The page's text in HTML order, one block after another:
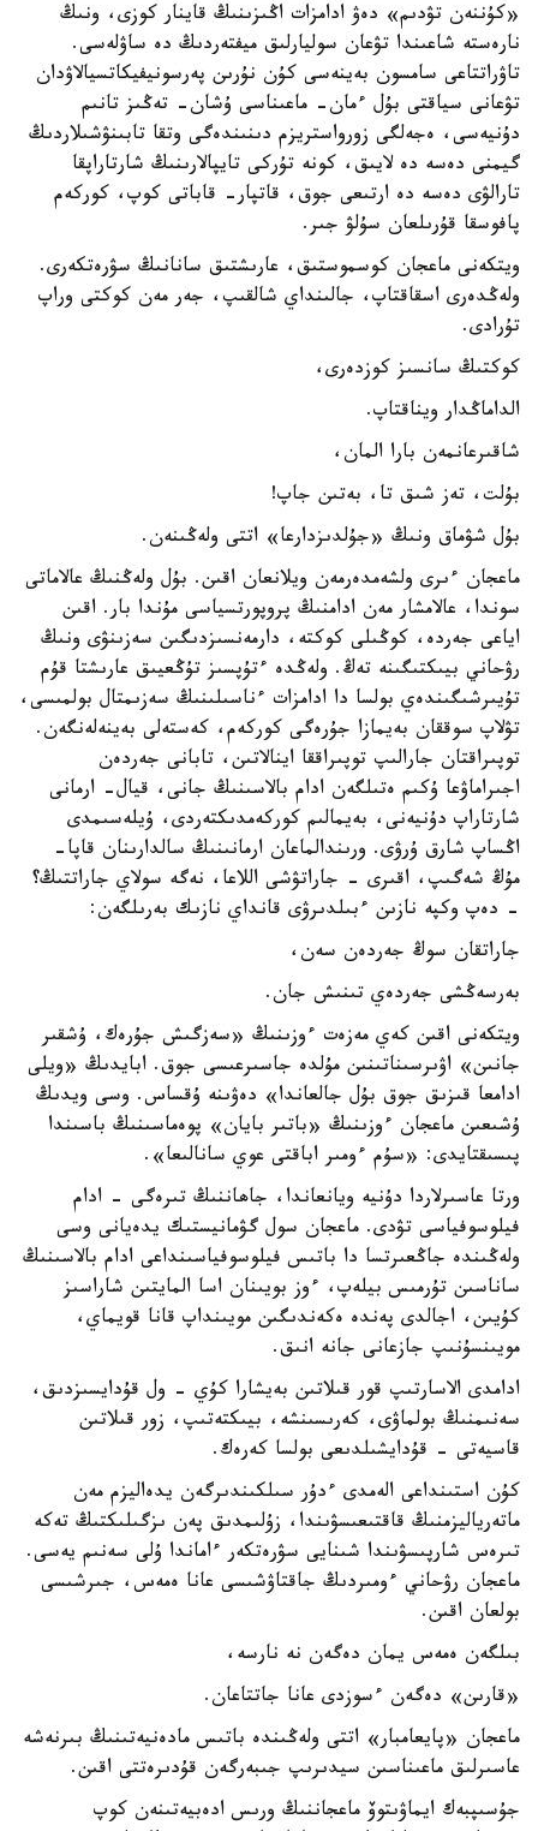
«كۇننەن تۋدىم» دەۋ ادامزات اڭىزىنىڭ قاينار كوزى، ونىڭ
نارەستە شاعىندا تۋعان سوليارلىق ميفتەردىڭ دە ساۋلەسى.
تاۋراتتاعى سامسون بەينەسى كۇن نۇرىن پەرسونيفيكاتسيالاۋدان
تۋعانى سياقتى بۇل ءمان- ماعىناسى ۇشان- تەڭىز تانىم
دۇنيەسى، ەجەلگى زورواستريزم دىنىندەگى وتقا تابىنۋشىلاردىڭ
گيمنى دەسە دە لايىق، كونە تۇركى تايپالارىنىڭ شارتاراپقا
تارالۋى دەسە دە ارتىعى جوق، قاتپار- قاباتى كوپ، كوركەم
پافوسقا قۇرىلعان سۇلۋ جىر.
ويتكەنى ماعجان كوسموستىق، عارىشتىق سانانىڭ سۋرەتكەرى.
ولەڭدەرى اسقاقتاپ، جالىنداي شالقىپ، جەر مەن كوكتى وراپ
تۇرادى.
كوكتىڭ سانسىز كوزدەرى،
الداماڭدار ويناقتاپ.
شاقىرعانمەن بارا المان،
بۇلت، تەز شىق تا، بەتىن جاپ!
بۇل شۋماق ونىڭ «جۇلدىزدارعا» اتتى ولەڭىنەن.
ماعجان ءىرى ولشەمدەرمەن ويلانعان اقىن. بۇل ولەڭنىڭ عالاماتى
سوندا، عالامشار مەن ادامنىڭ پروپورتسياسى مۇندا بار. اقىن
اياعى جەردە، كوڭىلى كوكتە، دارمەنسىزدىگىن سەزىنۋى ونىڭ
رۋحاني بيىكتىگىنە تەڭ. ولەڭدە ءتۇپسىز تۇڭعيىق عارىشتا قۇم
تۇيىرشىگىندەي بولسا دا ادامزات ءناسىلىنىڭ سەزىمتال بولمىسى،
تۋلاپ سوققان بەيمازا جۇرەگى كوركەم، كەستەلى بەينەلەنگەن.
توپىراقتان جارالىپ توپىراققا اينالاتىن، تابانى جەردەن
اجىراماۋعا ۇكىم ەتىلگەن ادام بالاسىنىڭ جانى، قيال- ارمانى
شارتاراپ دۇنيەنى، بەيمالىم كوركەمدىكتەردى، ۇيلەسىمدى
اڭساپ شارق ۇرۋى. ورىندالماعان ارمانىنىڭ سالدارىنان قاپا-
مۇڭ شەگىپ، اقىرى - جاراتۋشى اللاعا، نەگە سولاي جاراتتىڭ؟
- دەپ وكپە نازىن ءبىلدىرۋى قانداي نازىك بەرىلگەن:
جاراتقان سوڭ جەردەن سەن،
بەرسەڭشى جەردەي تىنىش جان.
ويتكەنى اقىن كەي مەزەت ءوزىنىڭ «سەزگىش جۇرەك، ۇشقىر
جانىن» اۋىرسىناتىنىن مۇلدە جاسىرعىسى جوق. ابايدىڭ «ويلى
ادامعا قىزىق جوق بۇل جالعاندا» دەۋىنە ۇقساس. وسى ويدىڭ
ۇشىعىن ماعجان ءوزىنىڭ «باتىر بايان» پوەماسىنىڭ باسىندا
پىسىقتايدى: «سۇم ءومىر اباقتى عوي سانالىعا».
ورتا عاسىرلاردا دۇنيە ويانعاندا، جاھاننىڭ تىرەگى - ادام
فيلوسوفياسى تۋدى. ماعجان سول گۋمانيستىك يدەيانى وسى
ولەڭىندە جاڭعىرتسا دا باتىس فيلوسوفياسىنداعى ادام بالاسىنىڭ
ساناسىن تۇرمىس بيلەپ، ءوز بويىنان اسا المايتىن شاراسىز
كۇيىن، اجالدى پەندە ەكەندىگىن مويىنداپ قانا قويماي،
مويىنسۇنىپ جازعانى جانە انىق.
ادامدى الاسارتىپ قور قىلاتىن بەيشارا كۇي - ول قۇدايسىزدىق،
سەنىمنىڭ بولماۋى، كەرىسىنشە، بيىكتەتىپ، زور قىلاتىن
قاسيەتى - قۇدايشىلدىعى بولسا كەرەك.
كۇن استىنداعى الەمدى ءدۇر سىلكىندىرگەن يدەاليزم مەن
ماتەرياليزمنىڭ قاقتىعىسۋىندا، زۇلىمدىق پەن ىزگىلىكتىڭ تەكە
تىرەس شارپىسۋىندا شىنايى سۋرەتكەر ءاماندا ۇلى سەنىم يەسى.
ماعجان رۋحاني ءومىردىڭ جاقتاۋشىسى عانا ەمەس، جىرشىسى
بولعان اقىن.
بىلگەن ەمەس يمان دەگەن نە نارسە،
«قارىن» دەگەن ءسوزدى عانا جاتتاعان.
ماعجان «پايعامبار» اتتى ولەڭىندە باتىس مادەنيەتىنىڭ بىرنەشە
عاسىرلىق ماعىناسىن سيدىرىپ جىبەرگەن قۇدىرەتتى اقىن.
جۇسىپبەك ايماۋىتوۆ ماعجاننىڭ ورىس ادەبيەتىنەن كوپ